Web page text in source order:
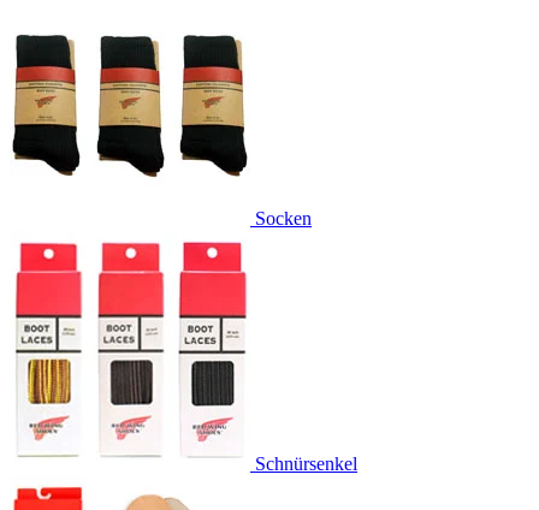
Socken
Schnürsenkel